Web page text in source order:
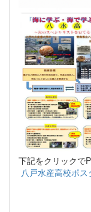
下記をクリックで
八戸水産高校ポ